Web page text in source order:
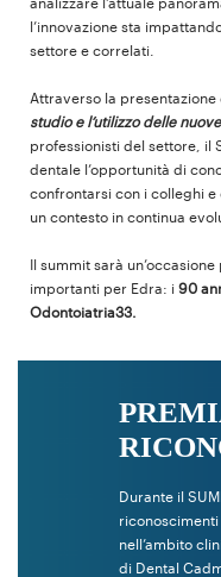
analizzare l’attuale
l’innovazione sta
settore e correlati.
Attraverso la presentazione
studio e l’utilizzo delle
professionisti del settore, il
dentale l’opportunità di
confrontarsi con i colleghi
un contesto in continua
Il summit sarà
importanti per Edra: i 90
Odontoiatria33.
Durante il
nell’ambito
di Dental